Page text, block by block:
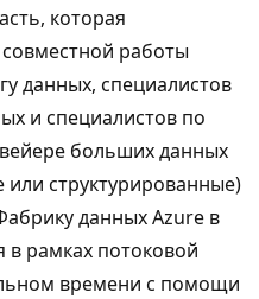
которая
работы
данных, специалистов
и специалистов по
больших данных
структурированные)
данных Azure в
в рамках потоковой
времени с помощи